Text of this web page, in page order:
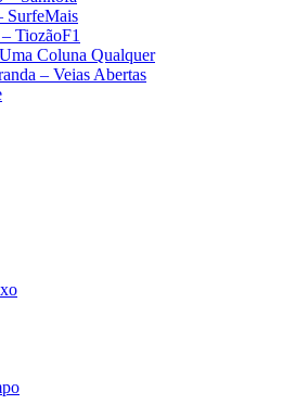
SurfeMais
TiozãoF1
Coluna Qualquer
– Veias Abertas